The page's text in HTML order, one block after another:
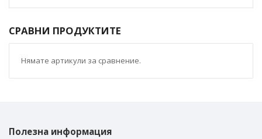
СРАВНИ ПРОДУКТИТЕ
Нямате артикули за сравнение.
Полезна информация